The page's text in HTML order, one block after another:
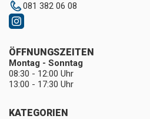
081 382 06 08
KATEGORIEN
ÖFFNUNGSZEITEN
Montag - Sonntag
08:30 - 12:00 Uhr
13:00 - 17:30 Uhr